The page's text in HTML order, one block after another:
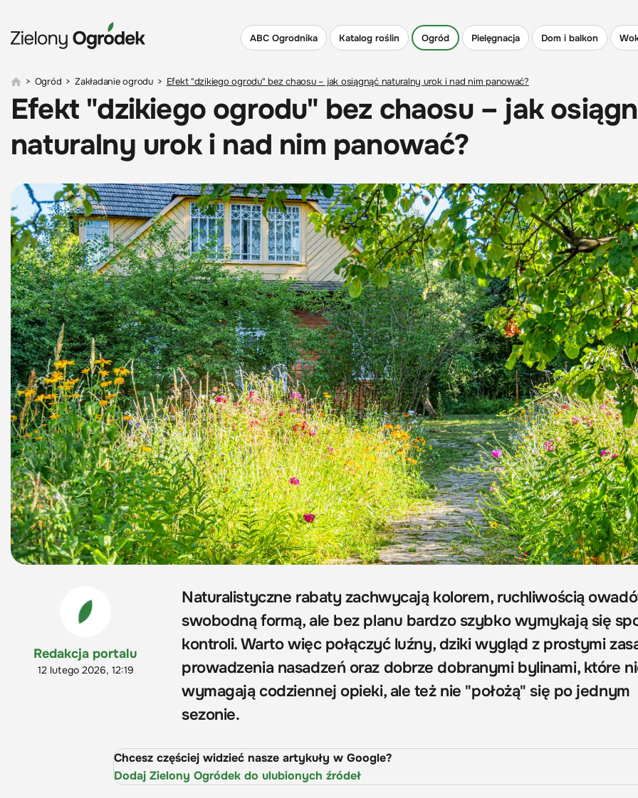
ABC Ogrodnika Katalog roślin Ogród Pielęgnacja Dom i balkon
> Ogród > Zakładanie ogrodu > Efekt "dzikiego ogrodu" bez chaosu – jak osiągnąć naturalny urok i nad nim panować?
Efekt "dzikiego ogrodu" bez chaosu – jak
naturalny urok i nad nim panować?
Redakcja portalu
12 lutego 2026, 12:19
Naturalistyczne rabaty zachwycają kolorem, ruchliwością
swobodną formą, ale bez planu bardzo szybko wymykają się
kontroli. Warto więc połączyć luźny, dziki wygląd z prostymi
prowadzenia nasadzeń oraz dobrze dobranymi bylinami, które
wymagają codziennej opieki, ale też nie "położą" się po jednym
sezonie.
Chcesz częściej widzieć nasze artykuły w Google?
Dodaj Zielony Ogródek do ulubionych źródeł